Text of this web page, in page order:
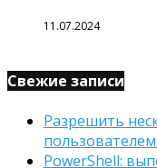
11.07.2024
Свежие записи
Разрешить
PowerShell: